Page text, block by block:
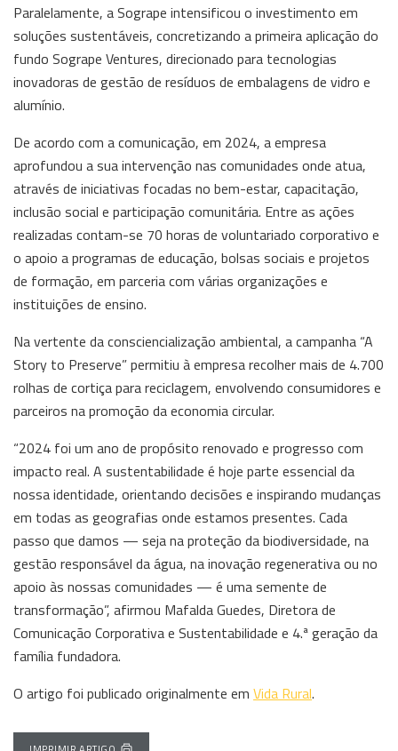
Paralelamente, a Sogrape intensificou o investimento em
soluções sustentáveis, concretizando a primeira aplicação do
fundo Sogrape Ventures, direcionado para tecnologias
inovadoras de gestão de resíduos de embalagens de vidro e
alumínio.
De acordo com a comunicação, em 2024, a empresa
aprofundou a sua intervenção nas comunidades onde atua,
através de iniciativas focadas no bem-estar, capacitação,
inclusão social e participação comunitária. Entre as ações
realizadas contam-se 70 horas de voluntariado corporativo e
o apoio a programas de educação, bolsas sociais e projetos
de formação, em parceria com várias organizações e
instituições de ensino.
Na vertente da consciencialização ambiental, a campanha “A
Story to Preserve” permitiu à empresa recolher mais de 4.700
rolhas de cortiça para reciclagem, envolvendo consumidores e
parceiros na promoção da economia circular.
“2024 foi um ano de propósito renovado e progresso com
impacto real. A sustentabilidade é hoje parte essencial da
nossa identidade, orientando decisões e inspirando mudanças
em todas as geografias onde estamos presentes. Cada
passo que damos — seja na proteção da biodiversidade, na
gestão responsável da água, na inovação regenerativa ou no
apoio às nossas comunidades — é uma semente de
transformação”, afirmou Mafalda Guedes, Diretora de
Comunicação Corporativa e Sustentabilidade e 4.ª geração da
família fundadora.
O artigo foi publicado originalmente em Vida Rural.